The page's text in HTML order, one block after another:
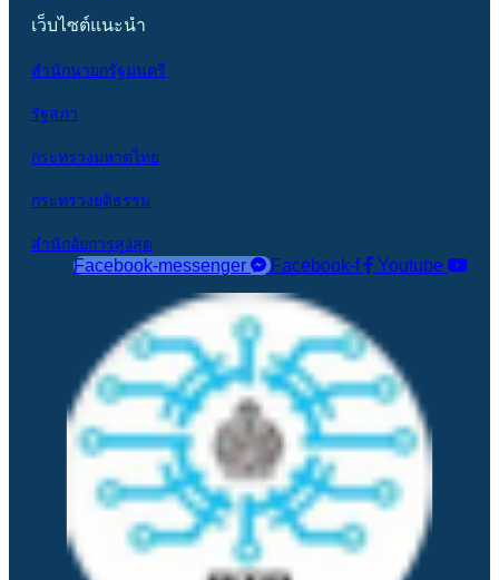
เว็บไซต์แนะนำ
สำนักนายกรัฐมนตรี
รัฐสภา
กระทรวงมหาดไทย
กระทรวงยุติธรรม
สำนักอัยการสูงสุด
Facebook-messenger Facebook-f Youtube